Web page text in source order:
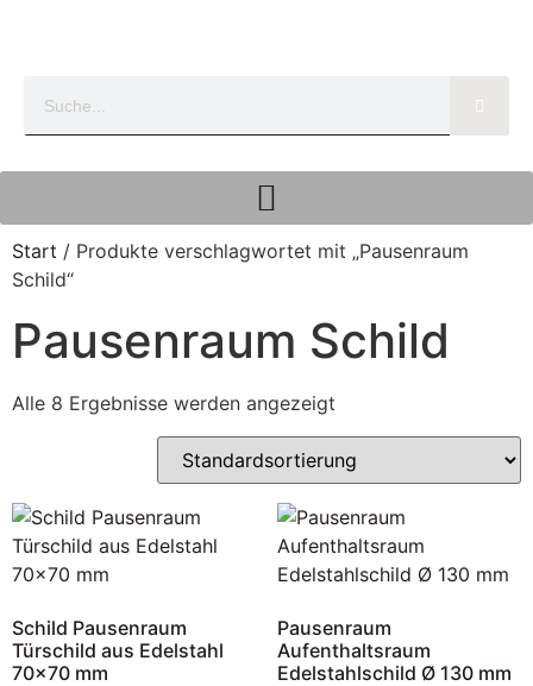
Start / Produkte verschlagwortet mit „Pausenraum
Schild“
Pausenraum Schild
Alle 8 Ergebnisse werden angezeigt
Schild Pausenraum
Türschild aus Edelstahl
70×70 mm
Pausenraum
Aufenthaltsraum
Edelstahlschild Ø 130 mm